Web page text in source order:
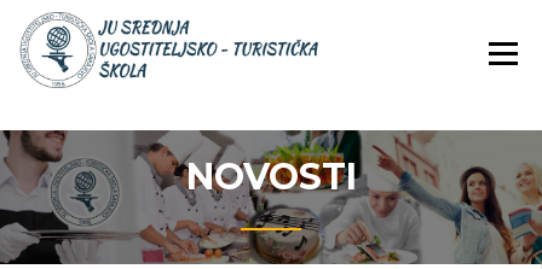
Skip
content
JU SREDNJA
NOVOSTI